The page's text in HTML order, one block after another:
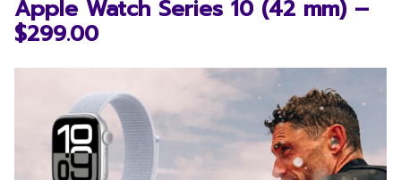
Apple Watch Series 10 (42 mm) –
$299.00